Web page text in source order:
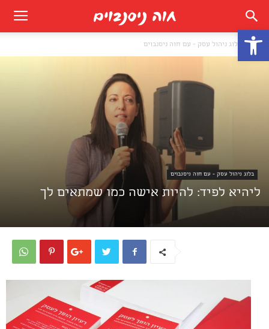
פתח סרגל נגישות
בית בלוג ניהול עסק - עם חוה ניסנבוים
בלוג ניהול עסק - עם חוה ניסנבוים
ליהיא לפיד: להיות אישה כמו שמתאים לך